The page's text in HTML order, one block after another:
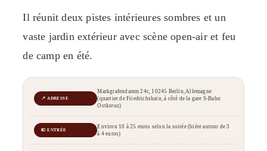
Il réunit deux pistes intérieures sombres et un
vaste jardin extérieur avec scène open-air et feu
de camp en été.
📍 ADRESSE
Markgrafendamm 24c, 10245 Berlin, Allemagne
(quartier de Friedrichshain, à côté de la gare S-Bahn
Ostkreuz)
💶 ENTRÉE
Environ 10 à 25 euros selon la soirée (bière autour de 3
à 4 euros)